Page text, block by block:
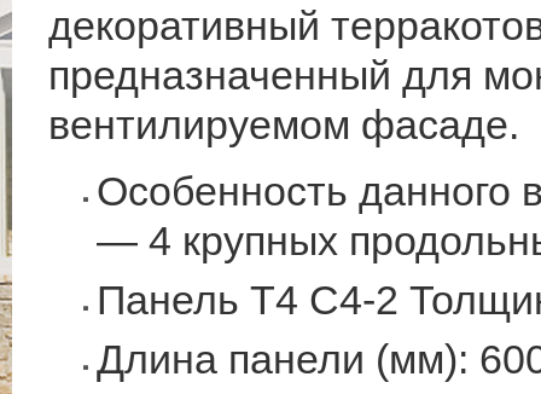
декоративный
предназначенный для
вентилируемом фасаде.
Особенность данного
— 4 крупных
Панель T4 C4-2
Длина панели (мм):